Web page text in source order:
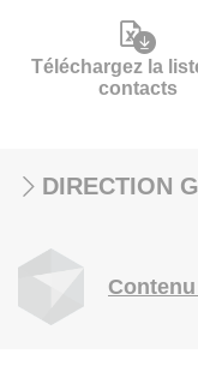
Téléchargez la
contacts
DIRECTION